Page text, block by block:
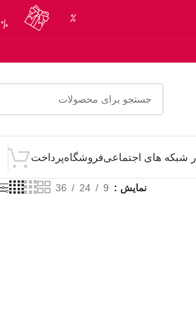
شبکه های اجتماعیفروشگاهپرداخت
نمایش 9
24
36